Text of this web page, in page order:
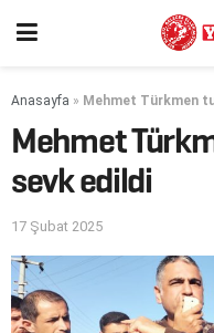
Anasayfa » Mehmet Türkmen
Mehmet
sevk edildi
17 Şubat 2025